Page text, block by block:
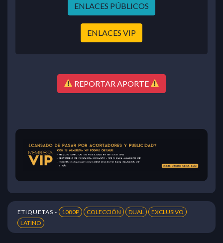
ENLACES PÚBLICOS
ENLACES VIP
REPORTAR APORTE
ETIQUETAS - 1080P COLECCIÓN DUAL
EXCLUSIVO
LATINO